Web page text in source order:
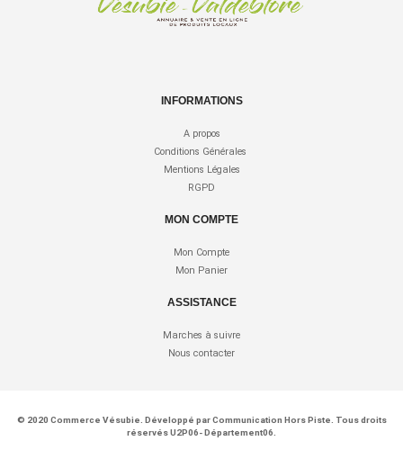
INFORMATIONS
A propos
Conditions Générales
Mentions Légales
RGPD
MON COMPTE
Mon Compte
Mon Panier
ASSISTANCE
Marches à suivre
Nous contacter
© 2020 Commerce Vésubie . Développé parCommunication Hors Piste . Tous droits
réservés U2P06- Département06.